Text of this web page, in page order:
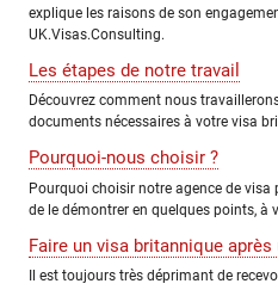
explique les raisons de son
UK.Visas.Consulting.
Les étapes de notre travail
Découvrez comment nous
documents nécessaires à votre visa
Pourquoi-nous choisir ?
Pourquoi choisir notre agence de
de le démontrer en quelques points, à
Faire un visa britannique après
Il est toujours très déprimant de